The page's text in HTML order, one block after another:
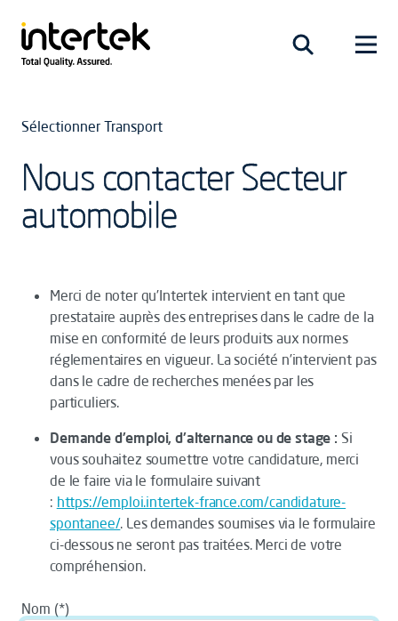
Sélectionner Transport
Nous contacter Secteur
automobile
Merci de noter qu’Intertek intervient en tant que
prestataire auprès des entreprises dans le cadre de la
mise en conformité de leurs produits aux normes
réglementaires en vigueur. La société n’intervient pas
dans le cadre de recherches menées par les
particuliers.
Demande d'emploi, d'alternance ou de stage : Si
vous souhaitez soumettre votre candidature, merci
de le faire via le formulaire suivant
: https://emploi.intertek-france.com/candidature-
spontanee/. Les demandes soumises via le formulaire
ci-dessous ne seront pas traitées. Merci de votre
compréhension.
Nom